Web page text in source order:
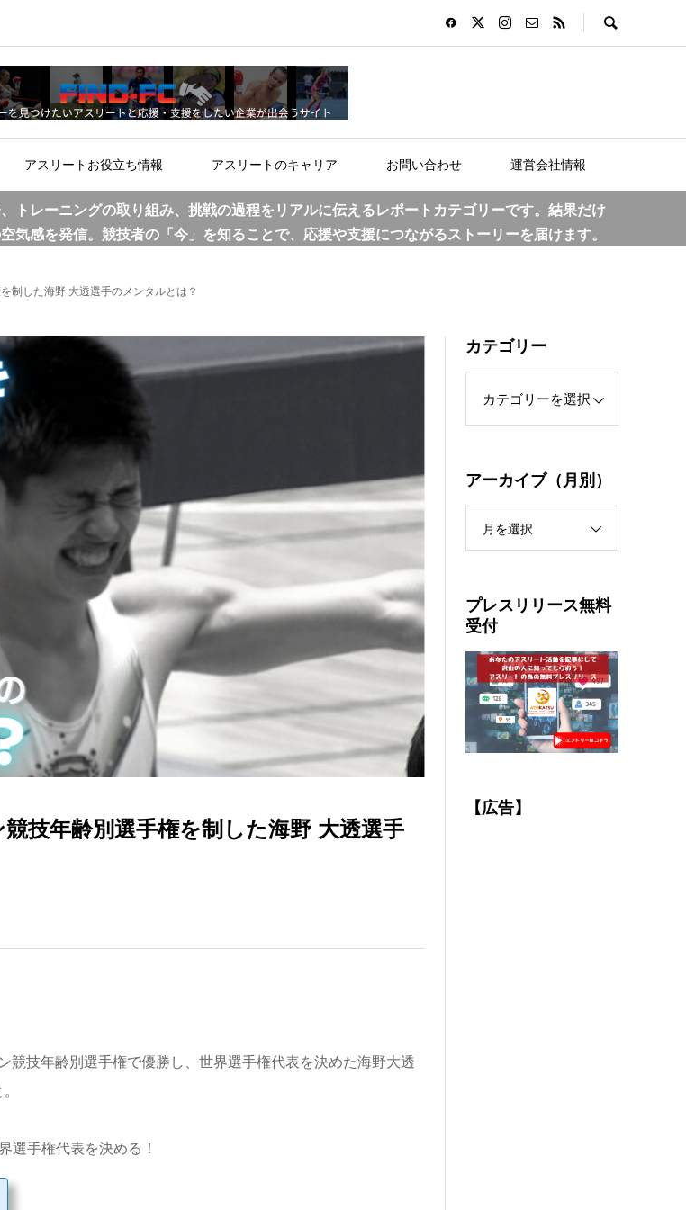
アスリートお役立ち情報 アスリートのキャリア お問い合わせ 運営会社情報
トレーニングの取り組み、挑戦の過程をリアルに伝えるレポートカテゴリーです。結果だけ
気感を発信。競技者の「今」を知ることで、応援や支援につながるストーリーを届けます。
制した海野 大透選手のメンタルとは？
技年齢別選手権を制した海野 大透選手
技年齢別選手権で優勝し、世界選手権代表を決めた海野大透
選手権代表を決める！
カテゴリー
アーカイブ（月別）
月を選択
プレスリリース無料
受付
【広告】